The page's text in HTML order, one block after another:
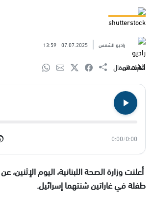
shutterstock
راديو الشمس 07.07.2025
13:59
شارك المقال
0:00
/
0:00
طفلة في غاراتين شنتهما إسرائيل.